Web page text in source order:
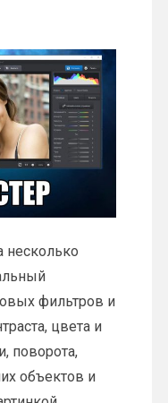
фильтров и
цвета и
поворота,
объектов и